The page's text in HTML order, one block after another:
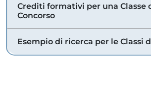
Crediti formativi per una Classe
Concorso
Esempio di ricerca per le Classi